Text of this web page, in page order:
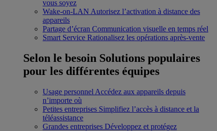
vous soyez
Wake-on-LAN Autorisez l’activation à distance des
appareils
Partage d’écran Communication visuelle en temps réel
Smart Service Rationalisez les opérations après-vente
Selon le besoin Solutions populaires
pour les différentes équipes
Usage personnel Accédez aux appareils depuis
n’importe où
Petites entreprises Simplifiez l’accès à distance et la
téléassistance
Grandes entreprises Développez et protégez